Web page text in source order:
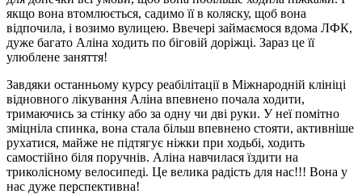
якщо вона втомлюється, садимо її в коляску, щоб вона
відпочила, і возимо вулицею. Ввечері займаємося вдома ЛФК,
дуже багато Аліна ходить по біговій доріжці. Зараз це її
улюблене заняття!
Завдяки останньому курсу реабілітації в Міжнародній клініці
відновного лікування Аліна впевнено почала ходити,
тримаючись за стінку або за одну чи дві руки. У неї помітно
зміцніла спинка, вона стала більш впевнено стояти, активніше
рухатися, майже не підтягує ніжки при ходьбі, ходить
самостійно біля поручнів. Аліна навчилася їздити на
триколісному велосипеді. Це велика радість для нас!!! Вона у
нас дуже перспективна!